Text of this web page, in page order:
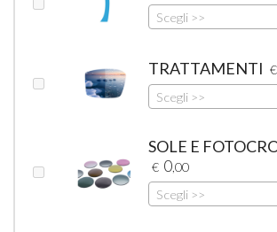
Scegli >>
TRATTAMENTI €
Scegli >>
SOLE E
€ 0,00
Scegli >>